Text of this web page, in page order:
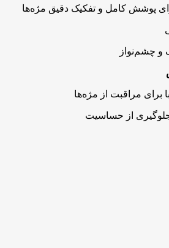
پوشش کامل و تفکیک دقیق مژه‌ها
و چشم‌نواز
برای مراقبت از مژه‌ها
از حساسیت